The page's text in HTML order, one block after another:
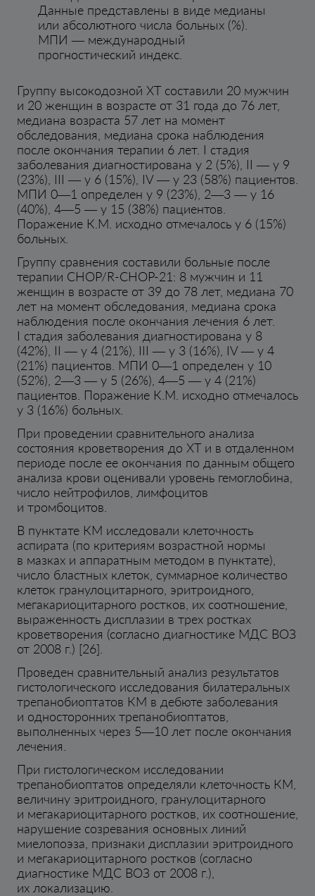
Данные представлены в виде медианы
или абсолютного числа больных (%).
МПИ — международный
прогностический индекс.
Группу высокодозной ХТ составили 20 мужчин
и 20 женщин в возрасте от 31 года до 76 лет,
медиана возраста 57 лет на момент
обследования, медиана срока наблюдения
после окончания терапии 6 лет. I стадия
заболевания диагностирована у 2 (5%), II — у 9
(23%), III — у 6 (15%), IV — у 23 (58%) пациентов.
МПИ 0—1 определен у 9 (23%), 2—3 — у 16
(40%), 4—5 — у 15 (38%) пациентов.
Поражение К.М. исходно отмечалось у 6 (15%)
больных.
Группу сравнения составили больные после
терапии СНОР/R-СНОР-21: 8 мужчин и 11
женщин в возрасте от 39 до 78 лет, медиана 70
лет на момент обследования, медиана срока
наблюдения после окончания лечения 6 лет.
I стадия заболевания диагностирована у 8
(42%), II — у 4 (21%), III — у 3 (16%), IV — у 4
(21%) пациентов. МПИ 0—1 определен у 10
(52%), 2—3 — у 5 (26%), 4—5 — у 4 (21%)
пациентов. Поражение К.М. исходно отмечалось
у 3 (16%) больных.
При проведении сравнительного анализа
состояния кроветворения до ХТ и в отдаленном
периоде после ее окончания по данным общего
анализа крови оценивали уровень гемоглобина,
число нейтрофилов, лимфоцитов
и тромбоцитов.
В пунктате КМ исследовали клеточность
аспирата (по критериям возрастной нормы
в мазках и аппаратным методом в пунктате),
число бластных клеток, суммарное количество
клеток гранулоцитарного, эритроидного,
мегакариоцитарного ростков, их соотношение,
выраженность дисплазии в трех ростках
кроветворения (согласно диагностике МДС ВОЗ
от 2008 г.) [26].
Проведен сравнительный анализ результатов
гистологического исследования билатеральных
трепанобиоптатов КМ в дебюте заболевания
и односторонних трепанобиоптатов,
выполненных через 5—10 лет после окончания
лечения.
При гистологическом исследовании
трепанобиоптатов определяли клеточность КМ,
величину эритроидного, гранулоцитарного
и мегакариоцитарного ростков, их соотношение,
нарушение созревания основных линий
миелопоэза, признаки дисплазии эритроидного
и мегакариоцитарного ростков (согласно
диагностике МДС ВОЗ от 2008 г.),
их локализацию.